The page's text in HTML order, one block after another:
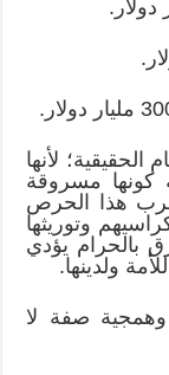
الحقيقية؛ لأنها
كونها مسروقة
هذا الحرص
وتوريثها
بالحرام يؤدي
ولدينها.
وهمجية صفة لا